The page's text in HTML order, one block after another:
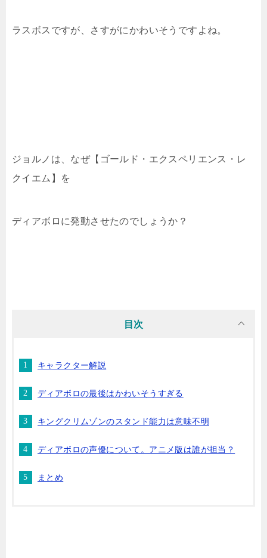
ラスボスですが、さすがにかわいそうですよね。
ジョルノは、なぜ【ゴールド・エクスペリエンス・レ
クイエム】を
ディアボロに発動させたのでしょうか？
目次
キャラクター解説
ディアボロの最後はかわいそうすぎる
キングクリムゾンのスタンド能力は意味不明
ディアボロの声優について。アニメ版は誰が担当？
まとめ